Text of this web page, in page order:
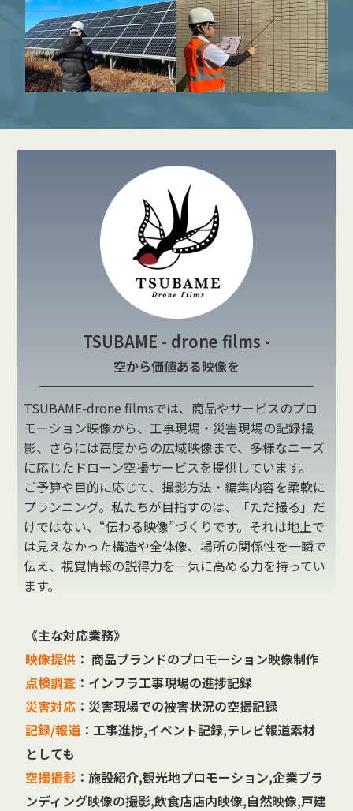
TSUBAME - drone films -
空から価値ある映像を
TSUBAME-drone filmsでは、商品やサービスのプロ
モーション映像から、工事現場・災害現場の記録撮
影、さらには高度からの広域映像まで、多様なニーズ
に応じたドローン空撮サービスを提供しています。
ご予算や目的に応じて、撮影方法・編集内容を柔軟に
プランニング。私たちが目指すのは、「ただ撮る」だ
けではない、“伝わる映像”づくりです。それは地上で
は見えなかった構造や全体像、場所の関係性を一瞬で
伝え、視覚情報の説得力を一気に高める力を持ってい
ます。
《主な対応業務》
映像提供 ： 商品ブランドのプロモーション映像制作
点検調査 ：インフラ工事現場の進捗記録
災害対応 ：災害現場での被害状況の空撮記録
記録/報道 ：工事進捗,イベント記録,テレビ報道素材
としても
空撮撮影 ：施設紹介,観光地プロモーション,企業ブラ
ンディング映像の撮影,飲食店店内映像,自然映像,戸建